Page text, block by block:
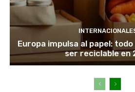
Europa impulsa al papel:
ser reciclable en